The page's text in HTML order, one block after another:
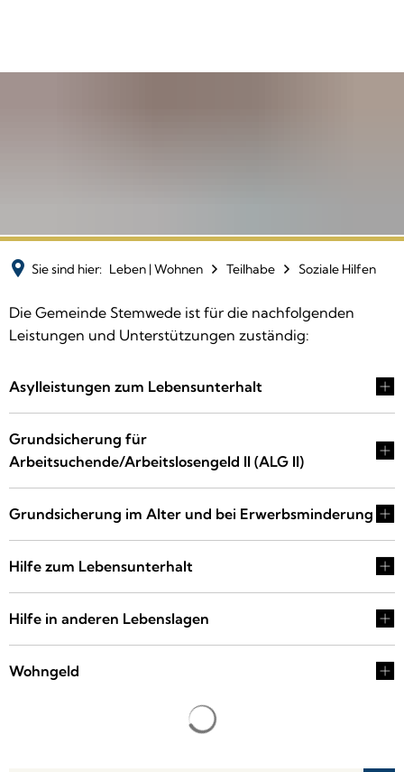
Sie sind hier: Leben | Wohnen Teilhabe Soziale Hilfen
Soziale
Hilfen
Die Gemeinde Stemwede ist für die nachfolgenden
Leistungen und Unterstützungen zuständig:
Asylleistungen zum Lebensunterhalt
Grundsicherung für
Arbeitsuchende/Arbeitslosengeld II (ALG II)
Grundsicherung im Alter und bei Erwerbsminderung
Hilfe zum Lebensunterhalt
Hilfe in anderen Lebenslagen
Wohngeld